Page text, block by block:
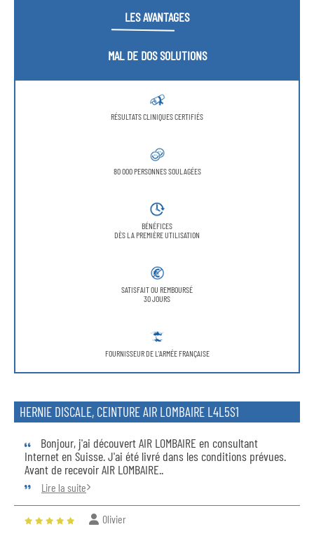
LES AVANTAGES
MAL DE DOS SOLUTIONS
RÉSULTATS CLINIQUES CERTIFIÉS
80 000 PERSONNES SOULAGÉES
BÉNÉFICES
DÈS LA PREMIÈRE UTILISATION
SATISFAIT OU REMBOURSÉ
30 JOURS
FOURNISSEUR DE L'ARMÉE FRANÇAISE
HERNIE DISCALE, CEINTURE AIR LOMBAIRE L4L5S1
Bonjour, j'ai découvert AIR LOMBAIRE en consultant
Internet en Suisse. J'ai été livré dans les conditions prévues.
Avant de recevoir AIR LOMBAIRE..
Lire la suite
Olivier